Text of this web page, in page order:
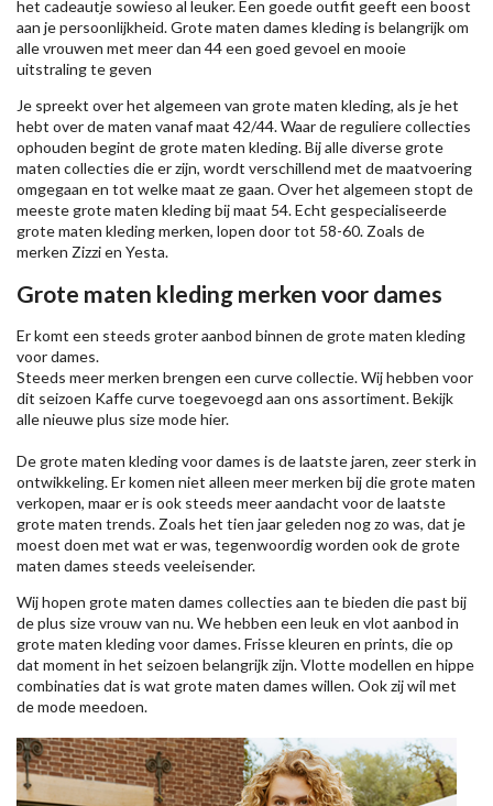
het cadeautje sowieso al leuker. Een goede outfit geeft een boost
aan je persoonlijkheid. Grote maten dames kleding is belangrijk om
alle vrouwen met meer dan 44 een goed gevoel en mooie
uitstraling te geven
Je spreekt over het algemeen van grote maten kleding, als je het
hebt over de maten vanaf maat 42/44. Waar de reguliere collecties
ophouden begint de grote maten kleding. Bij alle diverse grote
maten collecties die er zijn, wordt verschillend met de maatvoering
omgegaan en tot welke maat ze gaan. Over het algemeen stopt de
meeste grote maten kleding bij maat 54. Echt gespecialiseerde
grote maten kleding merken, lopen door tot 58-60. Zoals de
merken Zizzien Yesta.
Grote maten kleding merken voor dames
Er komt een steeds groter aanbod binnen de grote maten kleding
voor dames.
Steeds meer merken brengen een curve collectie. Wij hebben voor
dit seizoen Kaffecurve toegevoegd aan ons assortiment. Bekijk
alle nieuweplus size modehier.
De grote maten kleding voor dames is de laatste jaren, zeer sterk in
ontwikkeling. Er komen niet alleen meer merken bij die grote maten
verkopen, maar er is ook steeds meer aandacht voor de laatste
grote maten trends. Zoals het tien jaar geleden nog zo was, dat je
moest doen met wat er was, tegenwoordig worden ook de grote
maten dames steeds veeleisender.
Wij hopen grote maten dames collecties aan te bieden die past bij
de plus size vrouw van nu. We hebben een leuk en vlot aanbod in
grote maten kleding voor dames. Frisse kleuren en prints, die op
dat moment in het seizoen belangrijk zijn. Vlotte modellen en hippe
combinaties dat is wat grote maten dames willen. Ook zij wil met
de mode meedoen.